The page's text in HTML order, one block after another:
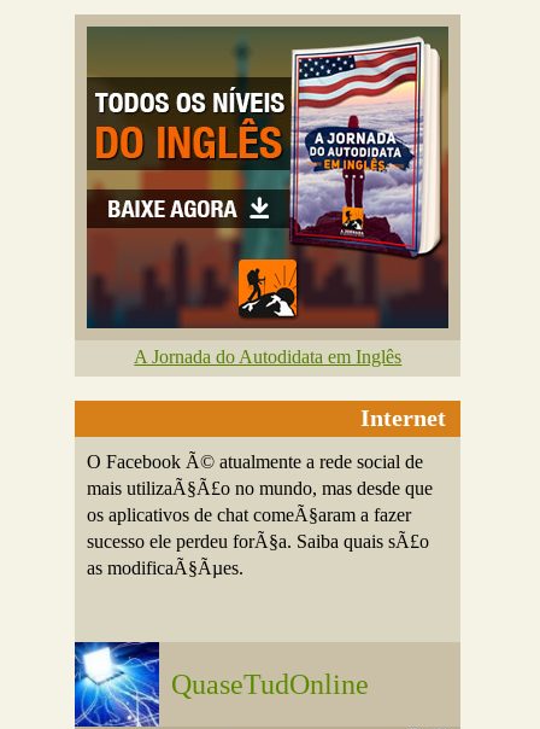
A Jornada do Autodidata em Inglês
Internet
O Facebook Ã© atualmente a rede social de
mais utilizaÃ§Ã£o no mundo, mas desde que
os aplicativos de chat comeÃ§aram a fazer
sucesso ele perdeu forÃ§a. Saiba quais sÃ£o
as modificaÃ§Ãµes.
QuaseTudOnline